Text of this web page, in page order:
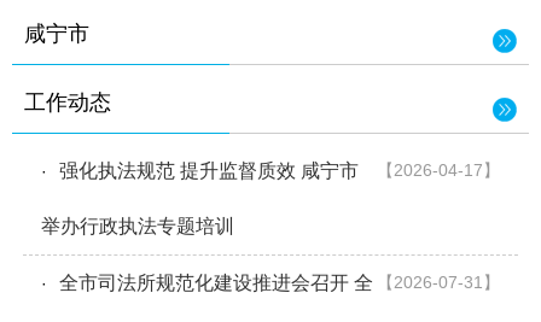
咸宁市
工作动态
【2026-04-17】
· 强化执法规范 提升监督质效 咸宁市
举办行政执法专题培训
【2026-07-31】
· 全市司法所规范化建设推进会召开 全